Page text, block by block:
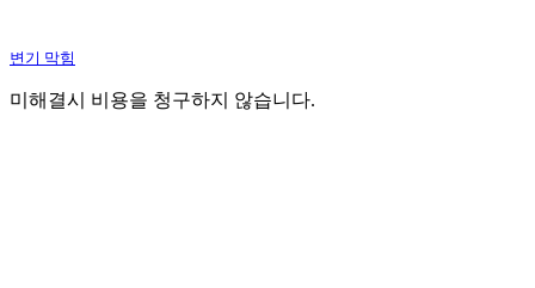
변기 막힘
미해결시 비용을 청구하지 않습니다.